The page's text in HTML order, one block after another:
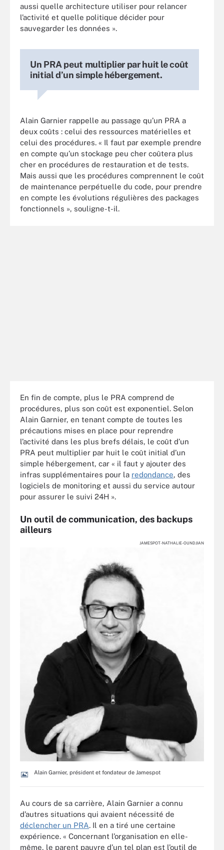
aussi quelle architecture utiliser pour relancer
l’activité et quelle politique décider pour
sauvegarder les données ».
Un PRA peut multiplier par huit le coût
initial d’un simple hébergement.
Alain Garnier rappelle au passage qu’un PRA a
deux coûts : celui des ressources matérielles et
celui des procédures. « Il faut par exemple prendre
en compte qu’un stockage peu cher coûtera plus
cher en procédures de restauration et de tests.
Mais aussi que les procédures comprennent le coût
de maintenance perpétuelle du code, pour prendre
en compte les évolutions régulières des packages
fonctionnels », souligne-t-il.
En fin de compte, plus le PRA comprend de
procédures, plus son coût est exponentiel. Selon
Alain Garnier, en tenant compte de toutes les
précautions mises en place pour reprendre
l’activité dans les plus brefs délais, le coût d’un
PRA peut multiplier par huit le coût initial d’un
simple hébergement, car « il faut y ajouter des
infras supplémentaires pour la redondance, des
logiciels de monitoring et aussi du service autour
pour assurer le suivi 24H ».
Un outil de communication, des backups
ailleurs
JAMESPOT-NATHALIE-OUNDJIAN
Alain Garnier, président et fondateur de Jamespot
Au cours de sa carrière, Alain Garnier a connu
d’autres situations qui avaient nécessité de
déclencher un PRA. Il en a tiré une certaine
expérience. « Concernant l’organisation en elle-
même, le parent pauvre d’un tel plan est l’outil de